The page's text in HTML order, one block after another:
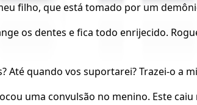
filho, que está tomado por um
os dentes e fica todo enrijecido.
Até quando vos suportarei? Trazei-o a
uma convulsão no menino. Este